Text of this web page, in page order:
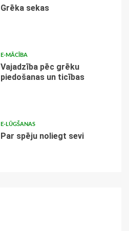
Grēka sekas
E-MĀCĪBA
Vajadzība pēc grēku
piedošanas un ticības
E-LŪGŠANAS
Par spēju noliegt sevi